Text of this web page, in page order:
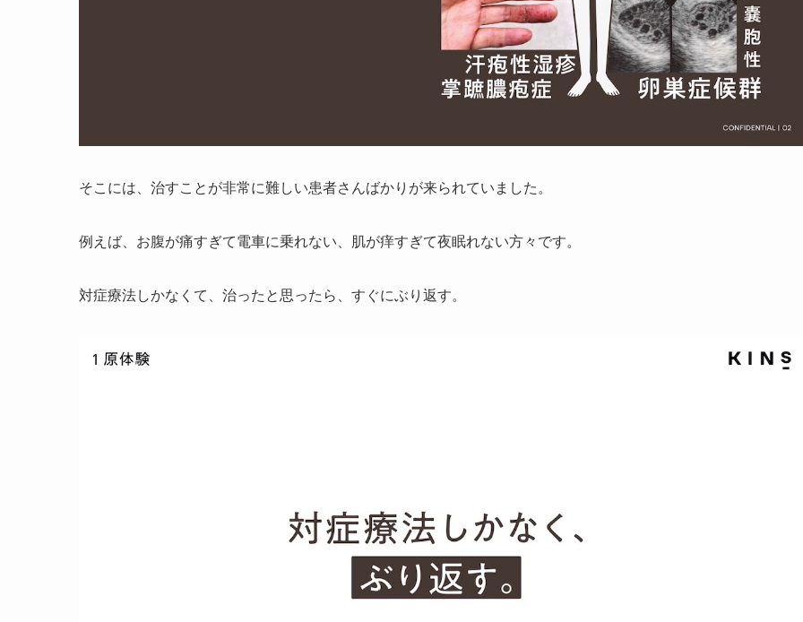
そこには、治すことが非常に難しい患者さんばかりが来られていました。
例えば、お腹が痛すぎて電車に乗れない、肌が痒すぎて夜眠れない方々です。
対症療法しかなくて、治ったと思ったら、すぐにぶり返す。